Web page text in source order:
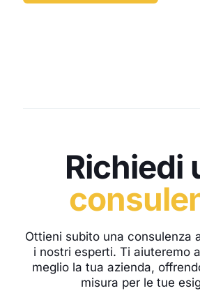
Richiedi
Ottieni subito una consulenza
i nostri esperti. Ti aiuteremo
meglio la tua azienda,
misura per le tue